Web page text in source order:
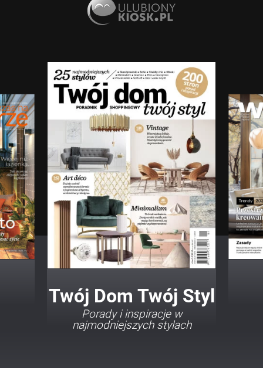
Twój Dom Twój Styl
Porady i inspiracje w
najmodniejszych stylach